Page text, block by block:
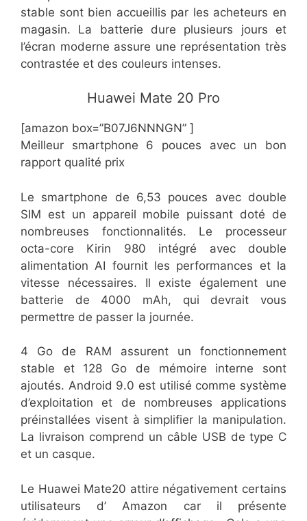
stable sont bien accueillis par les acheteurs en
magasin. La batterie dure plusieurs jours et
l’écran moderne assure une représentation très
contrastée et des couleurs intenses.
​​Huawei Mate 20 Pro
[amazon box=”​​B07J6NNNGN” ]
​Meilleur smartphone 6 pouces avec un bon
rapport qualité prix
Le smartphone de 6,53 pouces avec double
SIM est un appareil mobile puissant doté de
nombreuses fonctionnalités. Le processeur
octa-core Kirin 980 intégré avec double
alimentation AI fournit les performances et la
vitesse nécessaires. Il existe également une
batterie de 4000 mAh, qui devrait vous
permettre de passer la journée.
4 Go de RAM assurent un fonctionnement
stable et 128 Go de mémoire interne sont
ajoutés. Android 9.0 est utilisé comme système
d’exploitation et de nombreuses applications
préinstallées visent à simplifier la manipulation.
La livraison comprend un câble USB de type C
et un casque.
Le Huawei Mate20 attire négativement certains
utilisateurs d’ Amazon car il présente